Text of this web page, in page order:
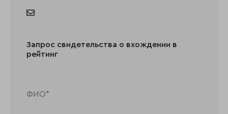
Запрос свидетельства о вхождении в
рейтинг